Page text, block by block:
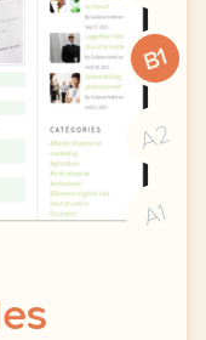
B1
A2
A1